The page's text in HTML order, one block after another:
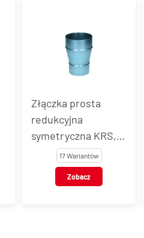
Złączka prosta
redukcyjna
symetryczna KRS,
stal ocynkowana
17 Wariantów
Zobacz